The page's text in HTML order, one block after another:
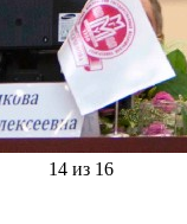
14 из 16